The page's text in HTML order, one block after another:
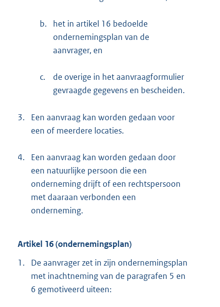
b.
het in artikel 16 bedoelde
ondernemingsplan van de
aanvrager, en
c.
de overige in het aanvraagformulier
gevraagde gegevens en bescheiden.
3.
Een aanvraag kan worden gedaan voor
een of meerdere locaties.
4.
Een aanvraag kan worden gedaan door
een natuurlijke persoon die een
onderneming drijft of een rechtspersoon
met daaraan verbonden een
onderneming.
Artikel 16 (ondernemingsplan)
1.
De aanvrager zet in zijn ondernemingsplan
met inachtneming van de paragrafen 5 en
6 gemotiveerd uiteen: